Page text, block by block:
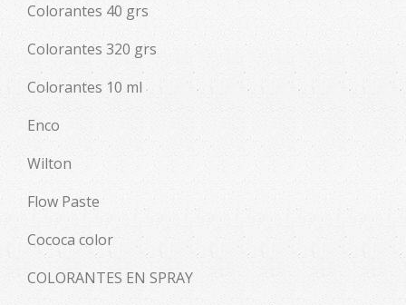
Colorantes 40 grs
Colorantes 320 grs
Colorantes 10 ml
Enco
Wilton
Flow Paste
Cococa color
COLORANTES EN SPRAY